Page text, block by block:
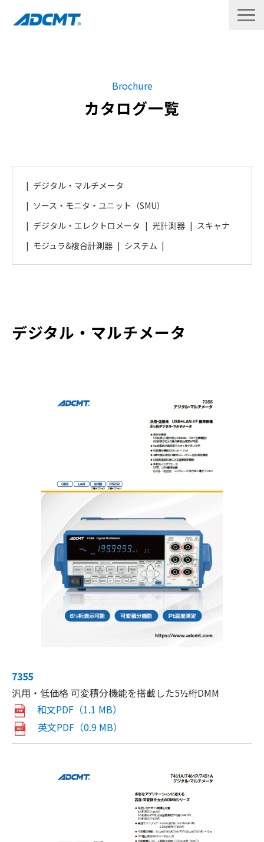
修理・校正
サポート
企業情報
English
Brochure
カタログ一覧
デジタル・マルチメータ
ソース・モニタ・ユニット（SMU）
デジタル・エレクトロメータ
光計測器
スキャナ
モジュラ&複合計測器
システム
デジタル・マルチメータ
7355
汎用・低価格 可変積分機能を搭載した5½桁DMM
和文PDF（1.1 MB）
英文PDF（0.9 MB）